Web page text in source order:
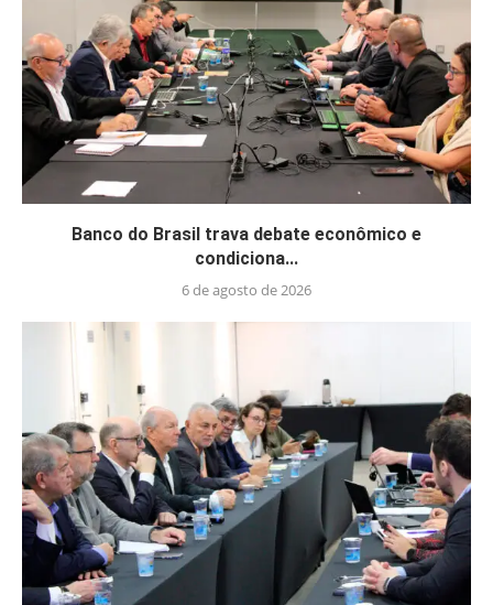
Banco do Brasil trava debate econômico e
condiciona...
6 de agosto de 2026